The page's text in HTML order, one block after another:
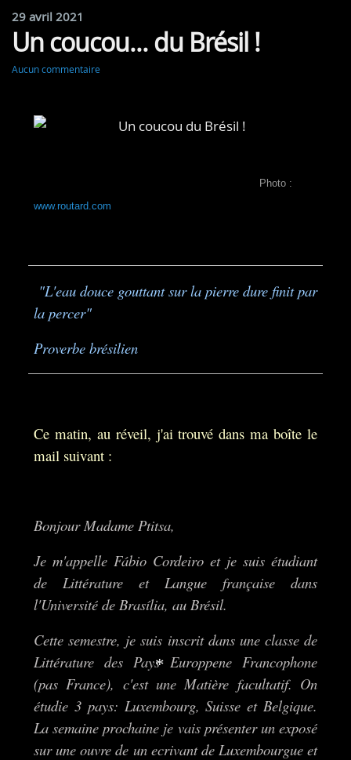
*
*
29 avril 2021
Un coucou... du Brésil !
Aucun commentaire
Photo :
www.routard.com
"L'eau douce gouttant sur la pierre dure finit par
la percer"
Proverbe brésilien
Ce matin, au réveil, j'ai trouvé dans ma boîte le
mail suivant :
Bonjour Madame Ptitsa,
Je m'appelle Fábio Cordeiro et je suis étudiant
de Littérature et Langue française dans
l'Université de Brasília, au Brésil.
Cette semestre, je suis inscrit dans une classe de
Littérature des Pays Europpene Francophone
(pas France), c'est une Matière facultatif. On
étudie 3 pays: Luxembourg, Suisse et Belgique.
La semaine prochaine je vais présenter un exposé
sur une ouvre de un ecrivant de Luxembourgue et